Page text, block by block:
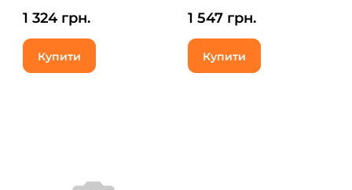
1 324 грн.
Купити
1 547 грн.
Купити